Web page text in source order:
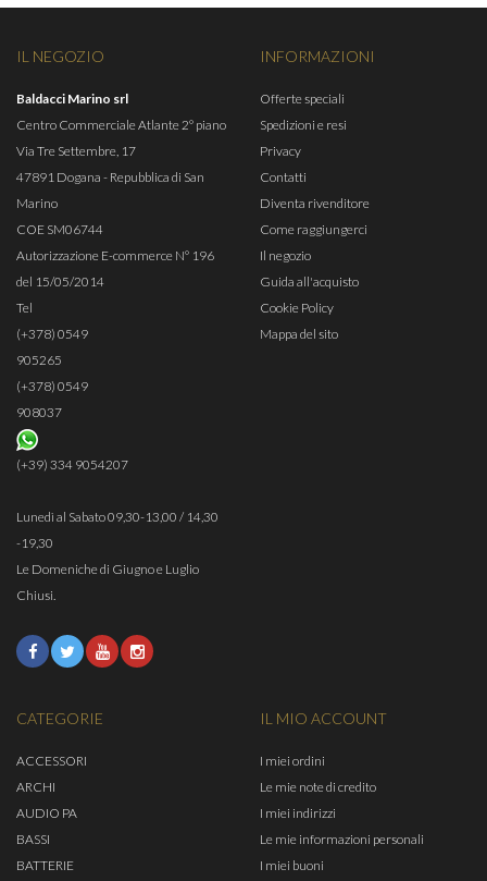
IL NEGOZIO
Baldacci Marino srl
Centro Commerciale Atlante 2° piano
Via Tre Settembre, 17
47891 Dogana - Repubblica di San
Marino
COE SM06744
Autorizzazione E-commerce N° 196
del 15/05/2014
Tel
(+378) 0549
905265
(+378) 0549
908037
(+39) 334 9054207
Lunedì al Sabato 09,30-13,00 / 14,30
-19,30
Le Domeniche di Giugno e Luglio
Chiusi.
INFORMAZIONI
Offerte speciali
Spedizioni e resi
Privacy
Contatti
Diventa rivenditore
Come raggiungerci
Il negozio
Guida all'acquisto
Cookie Policy
Mappa del sito
CATEGORIE
ACCESSORI
ARCHI
AUDIO PA
BASSI
BATTERIE
IL MIO ACCOUNT
I miei ordini
Le mie note di credito
I miei indirizzi
Le mie informazioni personali
I miei buoni